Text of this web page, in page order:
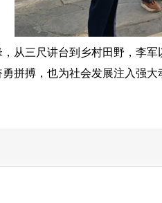
三尺讲台到乡村田野，李军
拼搏，也为社会发展注入强大